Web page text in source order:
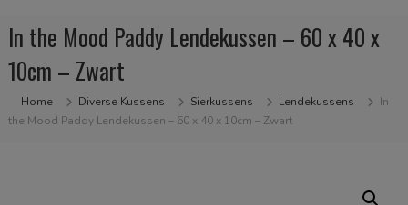
in
huis
kan
halen
In the Mood Paddy Lendekussen – 60 x 40 x
10cm – Zwart
Home Diverse Kussens Sierkussens Lendekussens
In
the Mood Paddy Lendekussen – 60 x 40 x 10cm – Zwart